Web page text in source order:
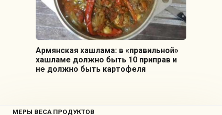
Армянская хашлама: в «правильной»
хашламе должно быть 10 приправ и
не должно быть картофеля
МЕРЫ ВЕСА ПРОДУКТОВ